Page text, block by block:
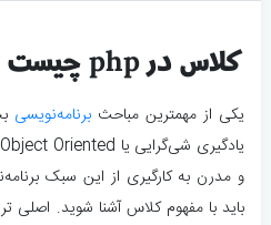
کلاس در php چیست و چه کاربردی دارد
یکی از مهمترین مباحث برنامه‌نویسی
و مدرن به کارگیری از این سبک
باید با مفهوم کلاس آشنا شوید. اصلی